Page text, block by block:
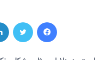
فیسبوک توییتر